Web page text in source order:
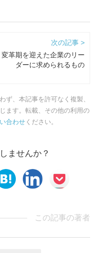
次の記事 >
変革期を迎えた企業のリー
ダーに求められるもの
ず、本記事を許可なく複製、
ます。転載、その他の利用の
合わせ ください。
ませんか？
この記事の著者